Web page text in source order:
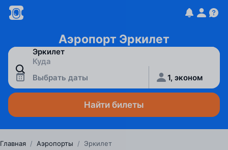
Аэропорт Эркилет
Выбрать даты 1, эконом
Найти билеты
Главная / Аэропорты / Эркилет